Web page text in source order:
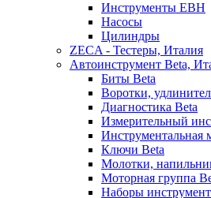
Инструменты EBH
Насосы
Цилиндры
ZECA - Тестеры, Италия
Автоинструмент Beta,
Биты Beta
Воротки,
Диагностика Beta
Измерительный
Инструментальная
Ключи Beta
Молотки,
Моторная группа
Наборы